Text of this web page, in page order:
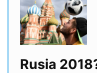
Rusia